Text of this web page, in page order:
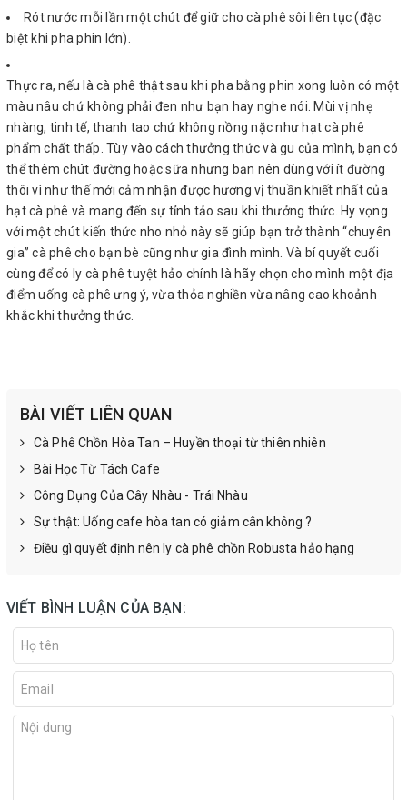
Rót nước mỗi lần một chút để giữ cho cà phê sôi liên tục (đặc
biệt khi pha phin lớn).
Thực ra, nếu là cà phê thật sau khi pha bằng phin xong luôn có một
màu nâu chứ không phải đen như bạn hay nghe nói. Mùi vị nhẹ
nhàng, tinh tế, thanh tao chứ không nồng nặc như hạt cà phê
phẩm chất thấp. Tùy vào cách thưởng thức và gu của mình, bạn có
thể thêm chút đường hoặc sữa nhưng bạn nên dùng với ít đường
thôi vì như thế mới cảm nhận được hương vị thuần khiết nhất của
hạt cà phê và mang đến sự tỉnh tảo sau khi thưởng thức. Hy vọng
với một chút kiến thức nho nhỏ này sẽ giúp bạn trở thành “chuyên
gia” cà phê cho bạn bè cũng như gia đình mình. Và bí quyết cuối
cùng để có ly cà phê tuyệt hảo chính là hãy chọn cho mình một địa
điểm uống cà phê ưng ý, vừa thỏa nghiền vừa nâng cao khoảnh
khắc khi thưởng thức.
BÀI VIẾT LIÊN QUAN
Cà Phê Chồn Hòa Tan – Huyền thoại từ thiên nhiên
Bài Học Từ Tách Cafe
Công Dụng Của Cây Nhàu - Trái Nhàu
Sự thật: Uống cafe hòa tan có giảm cân không ?
Điều gì quyết định nên ly cà phê chồn Robusta hảo hạng
VIẾT BÌNH LUẬN CỦA BẠN: